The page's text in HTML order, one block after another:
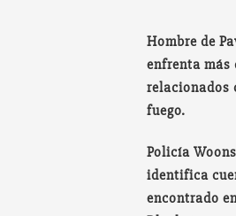
Hombre de
enfrenta más
relacionados
fuego.
Policía
identifica
encontrado